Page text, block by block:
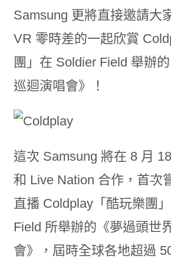
Samsung 更將直接邀請大
VR 零時差的一起欣賞
團」在 Soldier Field 舉辦
巡迴演唱會》！
這次 Samsung 將在 8 月
和 Live Nation 合作，首次
直播 Coldplay「酷玩樂團
Field 所舉辦的《夢過頭世
會》，屆時全球各地超過